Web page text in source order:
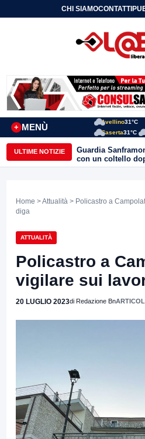
CHI SIAMOCONTATTI
MENÙ
+
Avellino31°C
Caserta31°C
ULTIME NOTIZIE
Guardia
con un coltello
individuato il
Home >Attualità > Policastro a
diga
ATTUALITÀ
Policastro a
vigilare sui
20 LUGLIO 2023di Redazione Bn